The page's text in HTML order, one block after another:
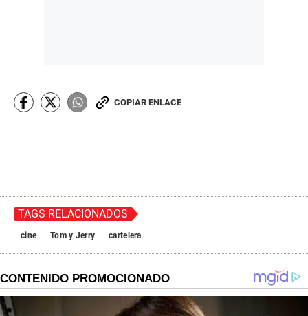
COPIAR ENLACE
TAGS RELACIONADOS
cine Tom y Jerry cartelera